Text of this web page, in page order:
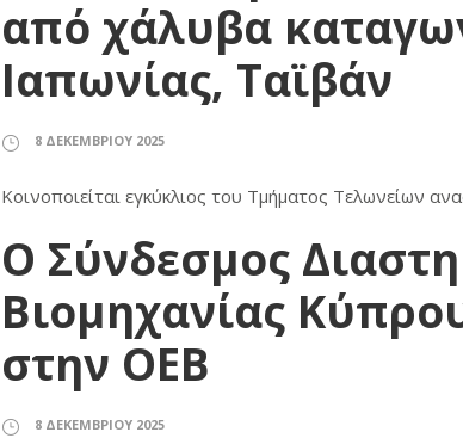
από χάλυβα
Ιαπωνίας, Ταϊβάν
8 ΔΕΚΕΜΒΡΊΟΥ 2025
Κοινοποιείται εγκύκλιος του Τμήματος Τελωνείων
Ο Σύνδεσμος
Βιομηχανίας
στην ΟΕΒ
8 ΔΕΚΕΜΒΡΊΟΥ 2025